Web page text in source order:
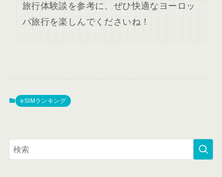
旅行体験談を参考に、ぜひ快適なヨーロッ
パ旅行を楽しんでくださいね！
eSIMランキング